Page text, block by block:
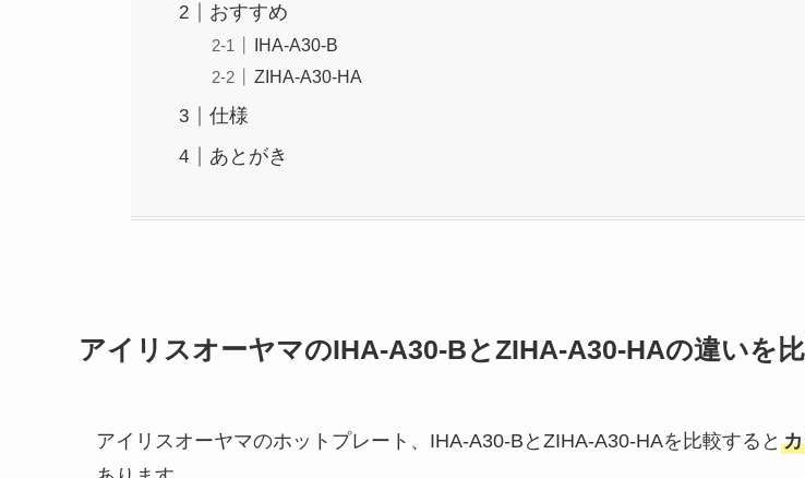
おすすめ
IHA-A30-B
ZIHA-A30-HA
仕様
あとがき
アイリスオーヤマのIHA-A30-BとZIHA-A30-HAの違いを
アイリスオーヤマのホットプレート、IHA-A30-BとZIHA-A30-HAを比較すると